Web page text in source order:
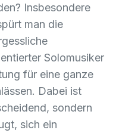
Insbesondere
man die
Solomusiker
für eine ganze
Dabei ist
sondern
sich ein